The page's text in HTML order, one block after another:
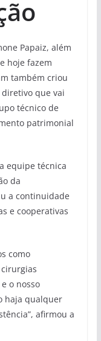
Papaiz, além
hoje fazem
também criou
que vai
técnico de
patrimonial
equipe técnica
da
a continuidade
e cooperativas
como
o nosso
haja qualquer
afirmou a